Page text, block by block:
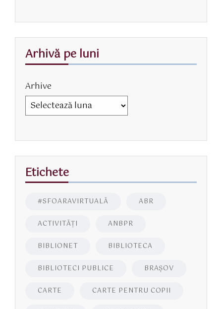
Arhivă pe luni
Arhive
Etichete
#SFOARAVIRTUALĂ ABR
ACTIVITĂŢI ANBPR
BIBLIONET BIBLIOTECA
BIBLIOTECI PUBLICE BRAŞOV
CARTE CARTE PENTRU COPII